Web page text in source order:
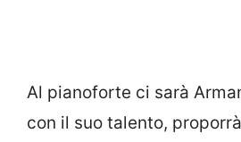
Al pianoforte ci sarà
con il suo talento,